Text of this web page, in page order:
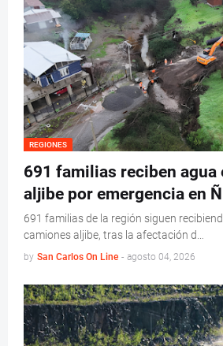
REGIONES
691 familias reciben agua
aljibe por emergencia en
691 familias de la región siguen
camiones aljibe, tras la afectación d…
by San Carlos On Line - agosto 04, 2026